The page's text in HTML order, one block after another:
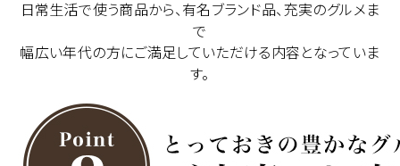
日常生活で使う商品から、有名ブランド品、充実のグルメま
で
幅広い年代の方にご満足していただける内容となっていま
す。